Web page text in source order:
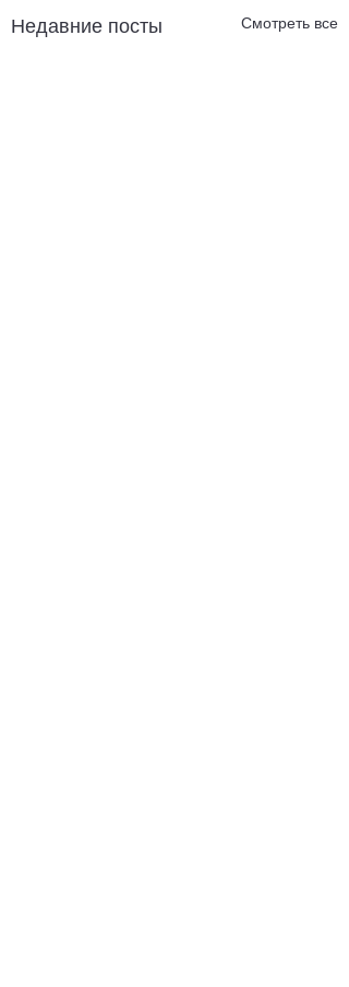
Недавние посты Смотреть все